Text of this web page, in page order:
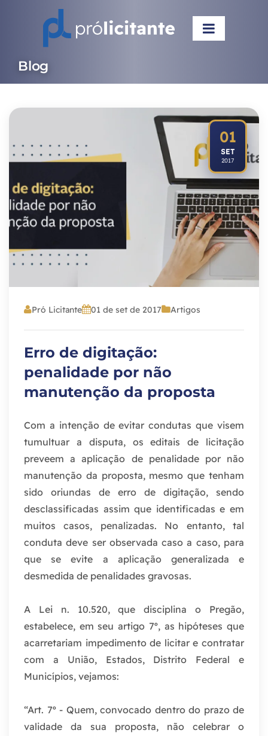
Blog
01
SET
2017
Pró Licitante 01 de set de 2017 Artigos
Erro de digitação:
penalidade por não
manutenção da proposta
Com a intenção de evitar condutas que visem
tumultuar a disputa, os editais de licitação
preveem a aplicação de penalidade por não
manutenção da proposta, mesmo que tenham
sido oriundas de erro de digitação, sendo
desclassificadas assim que identificadas e em
muitos casos, penalizadas. No entanto, tal
conduta deve ser observada caso a caso, para
que se evite a aplicação generalizada e
desmedida de penalidades gravosas.
A Lei n. 10.520, que disciplina o Pregão,
estabelece, em seu artigo 7º, as hipóteses que
acarretariam impedimento de licitar e contratar
com a União, Estados, Distrito Federal e
Municípios, vejamos:
“Art. 7º - Quem, convocado dentro do prazo de
validade da sua proposta, não celebrar o